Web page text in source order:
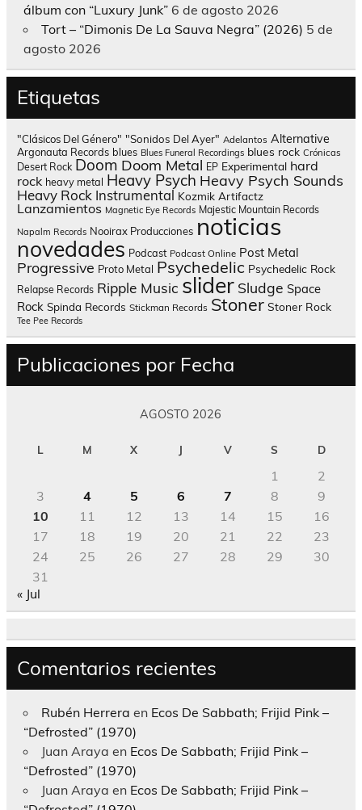
álbum con “Luxury Junk” 6 de agosto 2026
Tort – “Dimonis De La Sauva Negra” (2026) 5 de
agosto 2026
Etiquetas
"Clásicos Del Género" "Sonidos Del Ayer" Adelantos Alternative
Argonauta Records blues Blues Funeral Recordings blues rock Crónicas
Desert Rock Doom Doom Metal EP Experimental hard
rock heavy metal Heavy Psych Heavy Psych Sounds
Heavy Rock Instrumental Kozmik Artifactz
Lanzamientos Magnetic Eye Records Majestic Mountain Records
Napalm Records Nooirax Producciones noticias
novedades Podcast Podcast Online Post Metal
Progressive Proto Metal Psychedelic Psychedelic Rock
Relapse Records Ripple Music slider Sludge Space
Rock Spinda Records Stickman Records Stoner Stoner Rock
Tee Pee Records
Publicaciones por Fecha
AGOSTO 2026
L M X J V S D
1
2
3
4 5 6 7 8
9
10
11 12 13 14 15
16
17
18 19 20 21 22
23
24
25 26 27 28 29
30
31
« Jul
Comentarios recientes
Rubén Herrera en Ecos De Sabbath; Frijid Pink –
“Defrosted” (1970)
Juan Araya en Ecos De Sabbath; Frijid Pink –
“Defrosted” (1970)
Juan Araya en Ecos De Sabbath; Frijid Pink –